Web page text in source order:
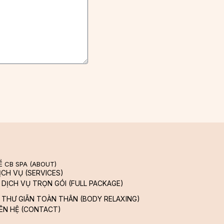
CB SPA (ABOUT)
VỤ (SERVICES)
DỊCH VỤ TRỌN GÓI (FULL PACKAGE)
THƯ GIÃN TOÀN THÂN (BODY RELAXING)
HỆ (CONTACT)